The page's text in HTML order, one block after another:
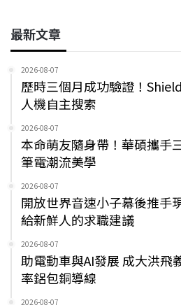
最新文章
2026-08-07
歷時三個月成功驗證！
人機自主搜索
2026-08-07
本命萌友隨身帶！華碩攜手
筆電潮流美學
2026-08-07
開放世界音速小子幕後推手
給新鮮人的求職建議
2026-08-07
助電動車與AI發展 成大洪飛
率鋁包銅導線
2026-08-07